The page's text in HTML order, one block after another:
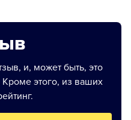
и, может быть, это
этого, из ваших